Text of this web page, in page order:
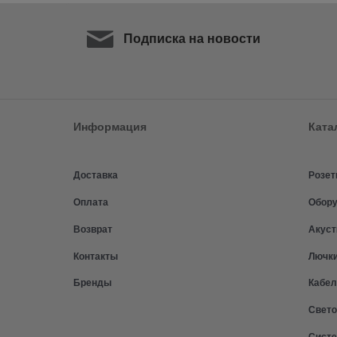
Подписка на новости
Информация
Доставка
Оплата
Возврат
Контакты
Бренды